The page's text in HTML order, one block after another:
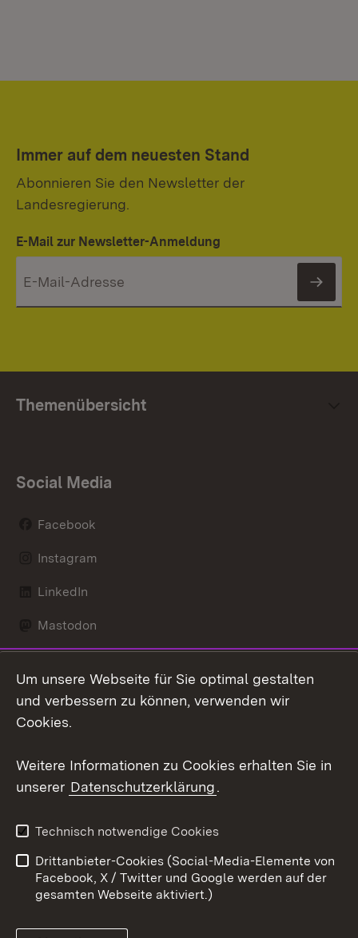
Immer auf dem neuesten Stand
Abonnieren Sie den Newsletter der
Landesregierung.
E-Mail zur Newsletter-Anmeldung
Themenübersicht
Social Media
Facebook
Instagram
LinkedIn
Mastodon
X / Twitter
Youtube
Kontakt
Datenschutz
Barrierefreiheit
Impressum Cookies
Um unsere Webseite für Sie optimal gestalten
und verbessern zu können, verwenden wir
Cookies.
Weitere Informationen zu Cookies erhalten Sie in
unserer Datenschutzerklärung.
Technisch notwendige Cookies
Drittanbieter-Cookies (Social-Media-Elemente von
Facebook, X / Twitter und Google werden auf der
gesamten Webseite aktiviert.)